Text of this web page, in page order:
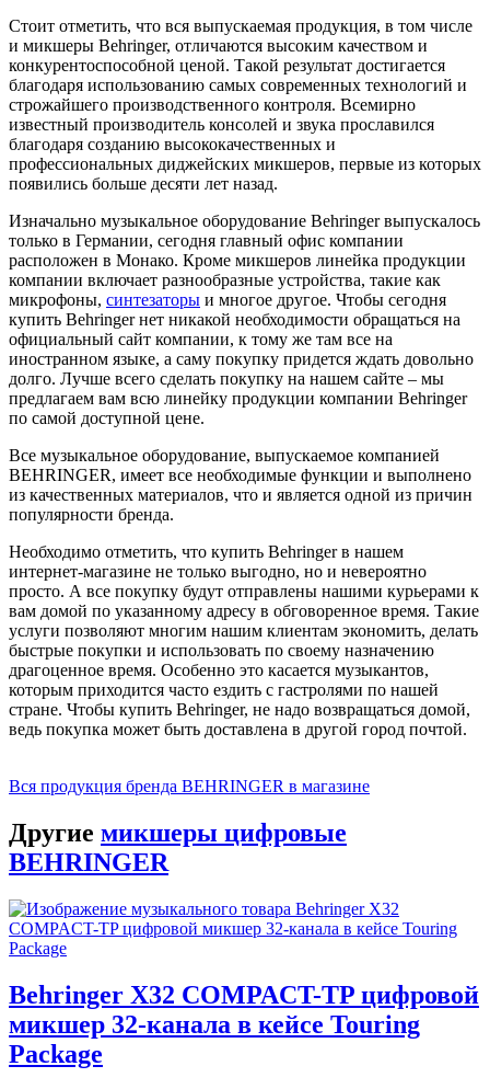
Стоит отметить, что вся выпускаемая продукция, в том числе
и микшеры Behringer, отличаются высоким качеством и
конкурентоспособной ценой. Такой результат достигается
благодаря использованию самых современных технологий и
строжайшего производственного контроля. Всемирно
известный производитель консолей и звука прославился
благодаря созданию высококачественных и
профессиональных диджейских микшеров, первые из которых
появились больше десяти лет назад.
Изначально музыкальное оборудование Behringer выпускалось
только в Германии, сегодня главный офис компании
расположен в Монако. Кроме микшеров линейка продукции
компании включает разнообразные устройства, такие как
микрофоны, синтезаторы и многое другое. Чтобы сегодня
купить Behringer нет никакой необходимости обращаться на
официальный сайт компании, к тому же там все на
иностранном языке, а саму покупку придется ждать довольно
долго. Лучше всего сделать покупку на нашем сайте – мы
предлагаем вам всю линейку продукции компании Behringer
по самой доступной цене.
Все музыкальное оборудование, выпускаемое компанией
BEHRINGER, имеет все необходимые функции и выполнено
из качественных материалов, что и является одной из причин
популярности бренда.
Необходимо отметить, что купить Behringer в нашем
интернет-магазине не только выгодно, но и невероятно
просто. А все покупку будут отправлены нашими курьерами к
вам домой по указанному адресу в обговоренное время. Такие
услуги позволяют многим нашим клиентам экономить, делать
быстрые покупки и использовать по своему назначению
драгоценное время. Особенно это касается музыкантов,
которым приходится часто ездить с гастролями по нашей
стране. Чтобы купить Behringer, не надо возвращаться домой,
ведь покупка может быть доставлена в другой город почтой.
Вся продукция бренда BEHRINGER в магазине
Другие микшеры цифровые
BEHRINGER
Behringer X32 COMPACT-TP цифровой
микшер 32-канала в кейсе Touring
Package